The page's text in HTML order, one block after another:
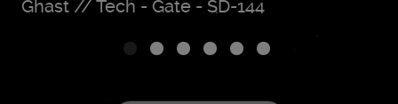
Ghast // Tech - Gate - SD-144